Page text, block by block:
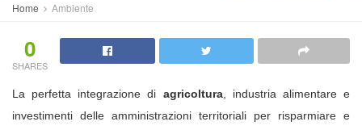
Home Ambiente
0
SHARES
La perfetta integrazione di agricoltura, industria alimentare e
investimenti delle amministrazioni territoriali per risparmiare e